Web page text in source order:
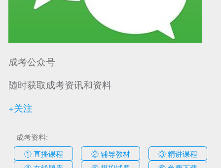
成考公众号
随时获取成考资讯和资料
+关注
成考资料:
① 直播课程
② 辅导教材
③ 精讲课程